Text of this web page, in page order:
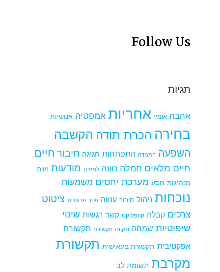
Follow Us
תגיות
אהבה אומץ אחריות אמפטיה אנושיות
בחירה הכרת תודה הקשבה
השפעה התמדה התפתחות חגיגה חיבור חיים
חיים מלאים חמלה כוונה למידה מודעות מוות
מנהיגות מסע מערכת יחסים משמעות
נוכחות ניהול סיפור ענווה פחד פרשנות ציטוט
צרכים קבלה קונפליקט קשר רגשות שינוי
שיפוטיות שמחה תקווה תקשורת תקשורת
אפקטיבית תקשורת בינאישית תקשורת
מקרבת תשומת לב